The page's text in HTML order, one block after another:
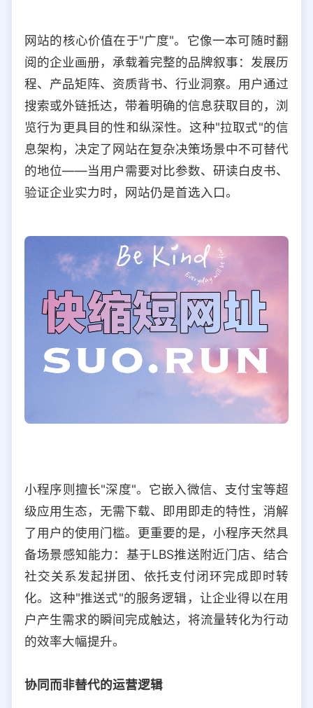
网站的核心价值在于"广度"。它像一本可随时翻
阅的企业画册，承载着完整的品牌叙事：发展历
程、产品矩阵、资质背书、行业洞察。用户通过
搜索或外链抵达，带着明确的信息获取目的，浏
览行为更具目的性和纵深性。这种"拉取式"的信
息架构，决定了网站在复杂决策场景中不可替代
的地位——当用户需要对比参数、研读白皮书、
验证企业实力时，网站仍是首选入口。
小程序则擅长"深度"。它嵌入微信、支付宝等超
级应用生态，无需下载、即用即走的特性，消解
了用户的使用门槛。更重要的是，小程序天然具
备场景感知能力：基于LBS推送附近门店、结合
社交关系发起拼团、依托支付闭环完成即时转
化。这种"推送式"的服务逻辑，让企业得以在用
户产生需求的瞬间完成触达，将流量转化为行动
的效率大幅提升。
协同而非替代的运营逻辑